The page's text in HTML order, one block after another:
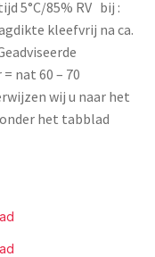
5°C/85% RV bij :
kleefvrij na ca.
nat 60 – 70
wij u naar het
het tabblad